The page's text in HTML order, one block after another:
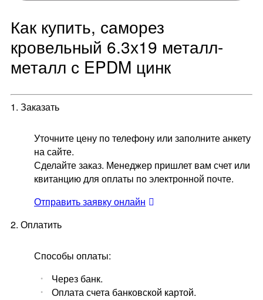
Как купить, саморез
кровельный 6.3х19 металл-
металл с EPDM цинк
1. Заказать
Уточните цену по телефону или заполните анкету
на сайте.
Сделайте заказ. Менеджер пришлет вам счет или
квитанцию для оплаты по электронной почте.
Отправить заявку онлайн
2. Оплатить
Способы оплаты:
Через банк.
Оплата счета банковской картой.